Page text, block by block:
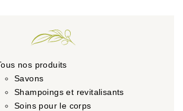
nos produits
Savons
Shampoings et revitalisants
Soins pour le corps